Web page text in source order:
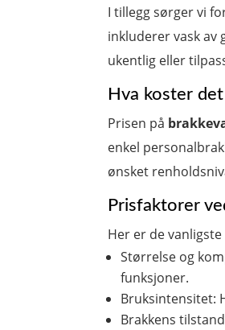
I tillegg sørger vi
inkluderer vask av
ukentlig eller
Hva koster
Prisen på
enkel
ønsket
Prisfaktorer
Her er de
Størrelse og
funksjoner.
Bruksintensitet:
Brakkens